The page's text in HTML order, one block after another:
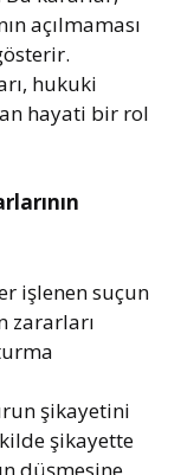
açılmaması
hukuki
hayati bir rol
işlenen suçun
zararları
şikayetini
şikayette
düşmesine